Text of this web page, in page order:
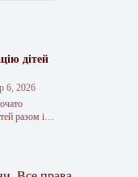
дітей
сусідніх
6, 2026
разом із